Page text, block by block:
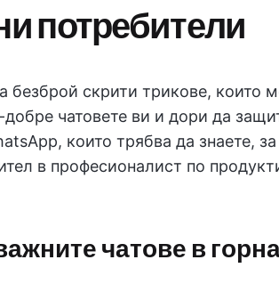
потребители
безброй скрити трикове, които
чатовете ви и дори да
които трябва да знаете,
в професионалист по
чатове в